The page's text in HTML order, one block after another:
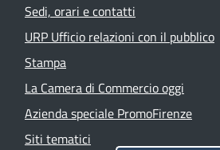
Sedi, orari e contatti
URP Ufficio relazioni con il pubblico
Stampa
La Camera di Commercio oggi
Azienda speciale PromoFirenze
Siti tematici